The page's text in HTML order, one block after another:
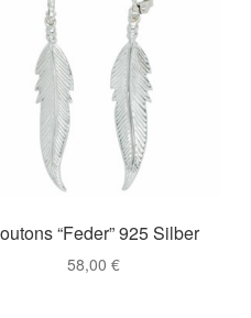
“Feder” 925 Silber
58,00€